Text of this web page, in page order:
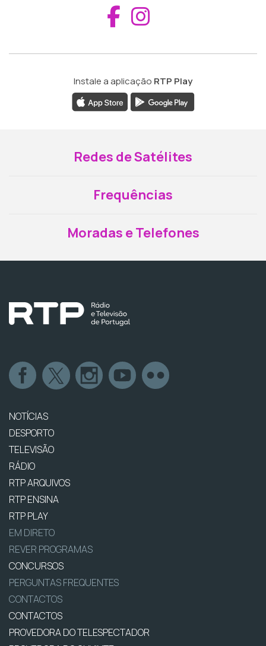
Aceder ao
Instale a aplicação RTP Play
Redes de Satélites
Frequências
Moradas e Telefones
NOTÍCIAS
DESPORTO
TELEVISÃO
RÁDIO
RTP ARQUIVOS
RTP ENSINA
RTP PLAY
EM DIRETO
REVER PROGRAMAS
CONCURSOS
PERGUNTAS FREQUENTES
CONTACTOS
CONTACTOS
PROVEDORA DO TELESPECTADOR